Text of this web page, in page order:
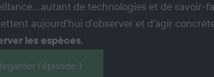
autant de technologies et de savoir-
aujourd’hui d’observer et d’agir
les espèces.
l’épisode 1